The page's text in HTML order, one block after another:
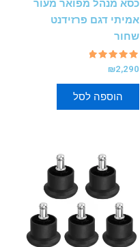
כסא מנהל מפואר מעור
אמיתי דגם פרזידנט
שחור
דורג
5.00
מתוך 5
₪2,290
הוספה לסל